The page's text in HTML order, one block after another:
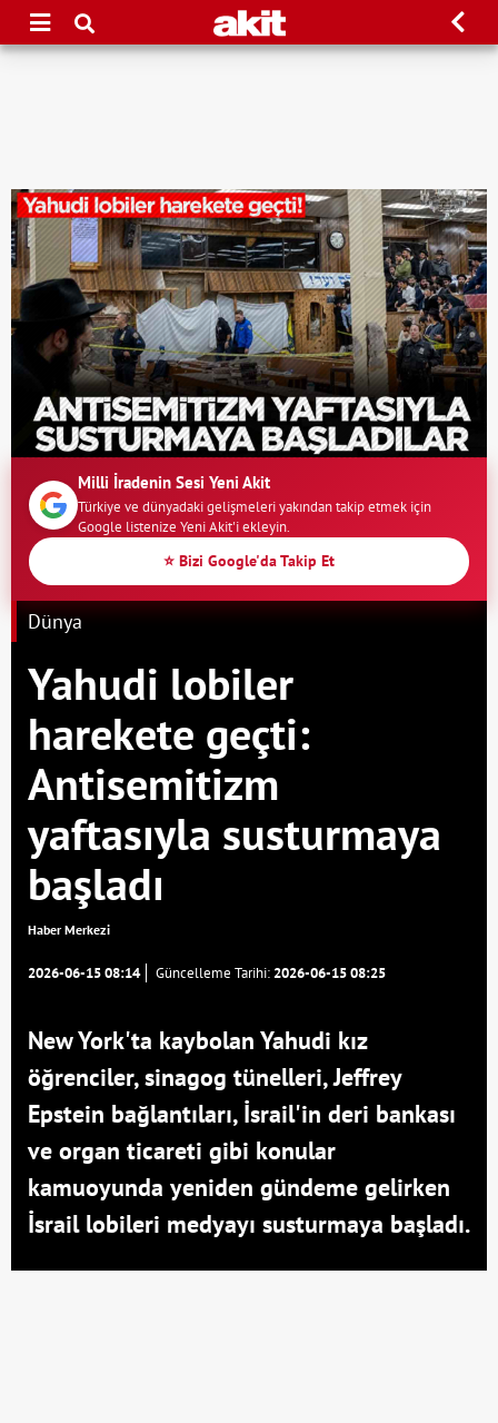
Milli İradenin Sesi Yeni Akit
Türkiye ve dünyadaki gelişmeleri yakından takip etmek için
Google listenize Yeni Akit'i ekleyin.
⭐ Bizi Google'da Takip Et
Dünya
Yahudi lobiler
harekete geçti:
Antisemitizm
yaftasıyla susturmaya
başladı
Haber Merkezi
2026-06-15 08:14 Güncelleme Tarihi:2026-06-15 08:25
New York'ta kaybolan Yahudi kız
öğrenciler, sinagog tünelleri, Jeffrey
Epstein bağlantıları, İsrail'in deri bankası
ve organ ticareti gibi konular
kamuoyunda yeniden gündeme gelirken
İsrail lobileri medyayı susturmaya başladı.